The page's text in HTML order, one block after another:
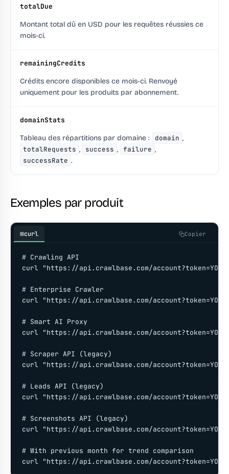
totalDue
Montant total dû en USD pour les requêtes réussies ce
mois-ci.
remainingCredits
Crédits encore disponibles ce mois-ci. Renvoyé
uniquement pour les produits par abonnement.
domainStats
Tableau des répartitions par domaine : domain ,
totalRequests , success , failure ,
successRate .
Exemples par produit
curl Copier
# Crawling API
curl "https://api.crawlbase.com/
# Enterprise Crawler
curl "https://api.crawlbase.com/
# Smart AI Proxy
curl "https://api.crawlbase.com/
# Scraper API (legacy)
curl "https://api.crawlbase.com/
# Leads API (legacy)
curl "https://api.crawlbase.com/
# Screenshots API (legacy)
curl "https://api.crawlbase.com/
# With previous month for trend comparison
curl "https://api.crawlbase.com/